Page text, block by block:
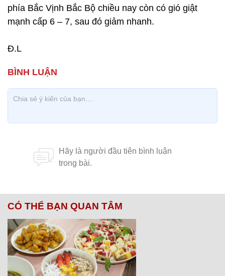
phía Bắc Vịnh Bắc Bộ chiều nay còn có gió giật
mạnh cấp 6 – 7, sau đó giảm nhanh.
Đ.L
CÓ THỂ BẠN QUAN TÂM